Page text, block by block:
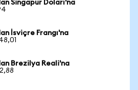
Singapur Doları'na
İsviçre Frangı'na
Brezilya Reali'na